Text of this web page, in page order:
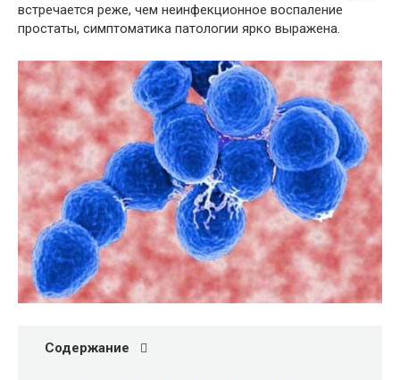
встречается реже, чем неинфекционное воспаление
простаты, симптоматика патологии ярко выражена.
Содержание